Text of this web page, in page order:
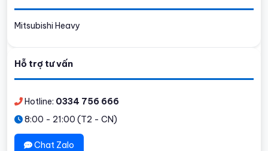
Mitsubishi Heavy
Hỗ trợ tư vấn
Hotline: 0334 756 666
8:00 - 21:00 (T2 - CN)
Chat Zalo